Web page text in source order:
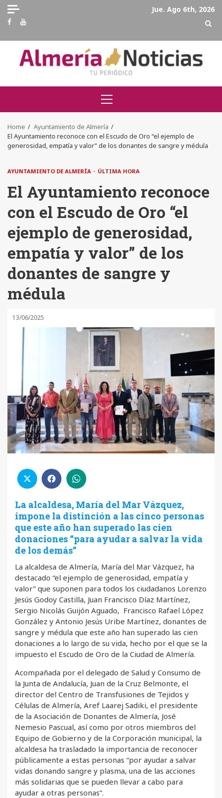
Skip
content
Jue. Ago 6th, 2026
Facebook
Youtube
Primary
Menu
Home
Ayuntamiento de Almería
El Ayuntamiento reconoce con el Escudo de Oro “el ejemplo de
generosidad, empatía y valor” de los donantes de sangre y médula
AYUNTAMIENTO DE ALMERÍA ÚLTIMA HORA
El Ayuntamiento reconoce
con el Escudo de Oro “el
ejemplo de generosidad,
empatía y valor” de los
donantes de sangre y
médula
13/06/2025
La alcaldesa, María del Mar Vázquez,
impone la distinción a las cinco personas
que este año han superado las cien
donaciones “para ayudar a salvar la vida
de los demás”
La alcaldesa de Almería, María del Mar Vázquez, ha
destacado “el ejemplo de generosidad, empatía y
valor” que suponen para todos los ciudadanos Lorenzo
Jesús Godoy Castilla, Juan Francisco Díaz Martínez,
Sergio Nicolás Guijón Aguado, Francisco Rafael López
González y Antonio Jesús Uribe Martínez, donantes de
sangre y médula que este año han superado las cien
donaciones a lo largo de su vida, hecho por el que se la
impuesto el Escudo de Oro de la Ciudad de Almería.
Acompañada por el delegado de Salud y Consumo de
la Junta de Andalucía, Juan de la Cruz Belmonte, el
director del Centro de Transfusiones de Tejidos y
Células de Almería, Aref Laarej Sadiki, el presidente
de la Asociación de Donantes de Almería, José
Nemesio Pascual, así como por otros miembros del
Equipo de Gobierno y de la Corporación municipal, la
alcaldesa ha trasladado la importancia de reconocer
públicamente a estas personas “por ayudar a salvar
vidas donando sangre y plasma, una de las acciones
más solidarias que se pueden llevar a cabo para
ayudar a otras personas”.